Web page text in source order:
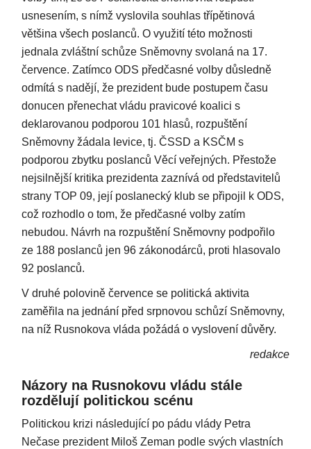
usnesením, s nímž vyslovila souhlas třípětinová
většina všech poslanců. O využití této možnosti
jednala zvláštní schůze Sněmovny svolaná na 17.
července. Zatímco ODS předčasné volby důsledně
odmítá s nadějí, že prezident bude postupem času
donucen přenechat vládu pravicové koalici s
deklarovanou podporou 101 hlasů, rozpuštění
Sněmovny žádala levice, tj. ČSSD a KSČM s
podporou zbytku poslanců Věcí veřejných. Přestože
nejsilnější kritika prezidenta zaznívá od představitelů
strany TOP 09, její poslanecký klub se připojil k ODS,
což rozhodlo o tom, že předčasné volby zatím
nebudou. Návrh na rozpuštění Sněmovny podpořilo
ze 188 poslanců jen 96 zákonodárců, proti hlasovalo
92 poslanců.
V druhé polovině července se politická aktivita
zaměřila na jednání před srpnovou schůzí Sněmovny,
na níž Rusnokova vláda požádá o vyslovení důvěry.
redakce
Názory na Rusnokovu vládu stále
rozdělují politickou scénu
Politickou krizi následující po pádu vlády Petra
Nečase prezident Miloš Zeman podle svých vlastních